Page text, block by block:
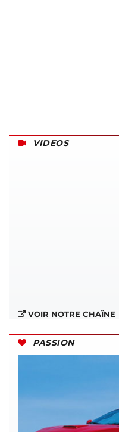
VIDEOS
VOIR NOTRE CHAÎNE
PASSION